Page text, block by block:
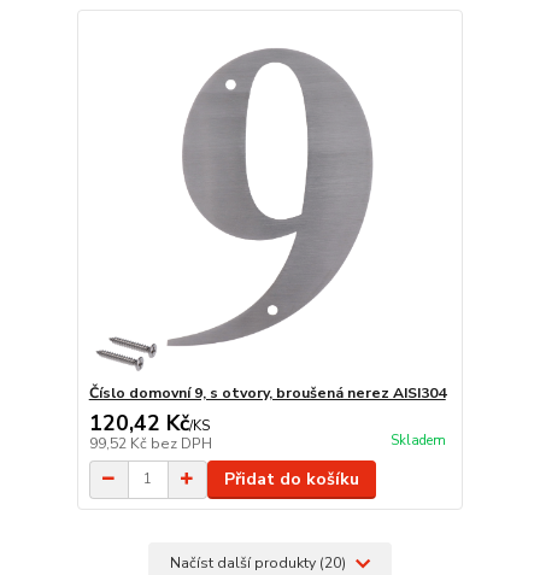
Číslo domovní 9, s otvory, broušená nerez AISI304
120,42 Kč/KS
99,52 Kč bez DPH Skladem
Přidat do košíku
Načíst další produkty (20)